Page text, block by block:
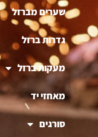
שערים מברזל
גדרות ברזל
מעקות ברזל
מאחזי יד
סורגים